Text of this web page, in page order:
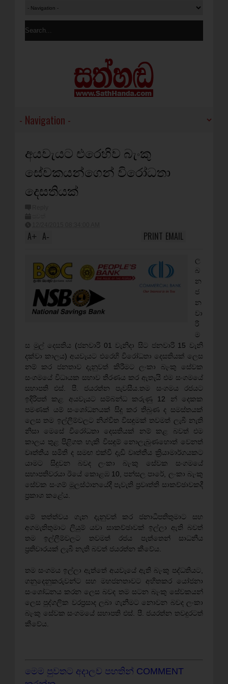
අයවැයට එරෙහිව බැංකු
සේවකයන්ගෙන් විරෝධතා
දෙසතියක්‌
A+ A- EMAIL
PRINT
ල
බ
න
ජ
න
වා
රි
ම
ස මුල් දෙසතිය (ජනවාරි 01 වැනිදා සිට ජනවාරි 15 වැනි
දක්‌වා කාලය) අයවැයට එරෙහි විරෝධතා දෙසතියක්‌ ලෙස
නම් කර ජනතාව දැනුවත් කිරීමට ලංකා බැංකු සේවක
සංගමයේ විධායක සභාව තීරණය කර ඇතැයි එම සංගමයේ
සභාපති එස්‌. පී. ජයරත්න පැවසීය.තම සංගමය රජයට
ඉදිරිපත් කළ අයවැයට සම්බන්ධ කරුණු 12 න් දෙකක
පමණක්‌ යම් සංශෝධනයක්‌ සිදු කර තිබුණ ද සමස්‌තයක්‌
ලෙස තම ඉල්ලීම්වලට නිශ්චිත විසඳුමක්‌ තවමත් ලැබී නැති
නිසා මෙසේ විරෝධතා දෙසතියක්‌ නම් කළ බවත් එම
කාලය තුළ පිළිගත හැකි විසඳුම් නොලැබුණහොත් වෙනත්
වෘත්තීය සමිති ද සමඟ එක්‌වී දැඩි වෘත්තීය ක්‍රියාමාර්ගයකට
යාමට සිදුවන බවද ලංකා බැංකු සේවක සංගමයේ
සභාපතිවරයා ඊයේ කොළඹ 10, පන්සල පාරේ, ලංකා බැංකු
සේවක සංගම් මූලස්‌ථානයේදී පැවැති ප්‍රවෘත්ති සාකච්ඡාවකදී
ප්‍රකාශ කළේය.
මේ තත්ත්වය ගැන දැනුවත් කර ජනාධිපතිතුමාට සහ
අගමැතිතුමාට ලියුම් යවා සාකච්ඡාවක්‌ ඉල්ලා ඇති බවත්
තම ඉල්ලීම්වලට තවමත් රජය පැත්තෙන් සාධනීය
ප්‍රතිචාරයක්‌ ලැබී නැති බවත් ජයරත්න කීවේය.
තම සංගමය ඉල්ලා ඇත්තේ අයවැයේ ඇති බැංකු පද්ධතියට,
ගනුදෙනුකරුවන්ට සහ මහජනතාවට අහිතකර යෝජනා
සංශෝධනය කරන ලෙස බවද තම සටන බැංකු සේවකයන්
ලෙස පුද්ගලික වරප්‍රසාද ලබා ගැනීමට නොවන බවද ලංකා
බැංකු සේවක සංගමයේ සභාපති එස්‌. පී. ජයරත්න තවදුරටත්
කීවේය.
මෙම පුවතට අදාලව පහතින් COMMENT